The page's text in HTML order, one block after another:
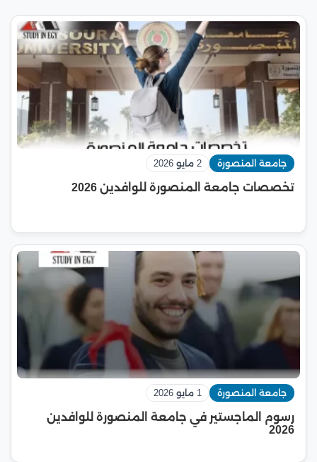
جامعة المنصورة 2 مايو 2026
تخصصات جامعة المنصورة للوافدين 2026
جامعة المنصورة 1 مايو 2026
رسوم الماجستير في جامعة المنصورة للوافدين
2026